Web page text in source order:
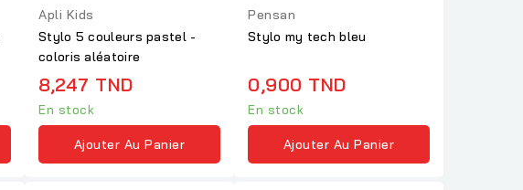
Apli Kids
Stylo 5 couleurs pastel -
coloris aléatoire
8,247 TND
En stock
Ajouter Au Panier
Pensan
Stylo my tech bleu
0,900 TND
En stock
Ajouter Au Panier